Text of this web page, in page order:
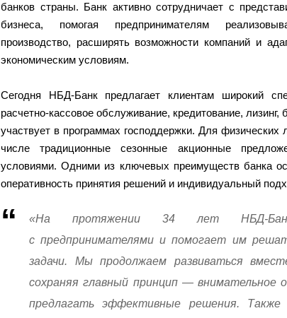
банков страны. Банк активно сотрудничает с
бизнеса, помогая предпринимателям
производство, расширять возможности компаний и
экономическим условиям.
Сегодня НБД-Банк предлагает клиентам широкий
расчетно-кассовое обслуживание, кредитование, лизинг,
участвует в программах господдержки. Для
числе традиционные сезонные акционные
условиями. Одними из ключевых преимуществ банка
оперативность принятия решений и индивидуальный
«На протяжении 34 лет НБД-
с предпринимателями и помогает им
задачи. Мы продолжаем развиваться
сохраняя главный принцип — внимательное
предлагать эффективные решения. Также